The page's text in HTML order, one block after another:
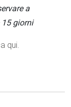
a
15 giorni
qui.